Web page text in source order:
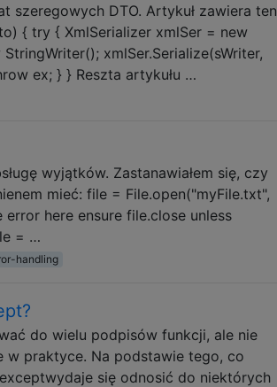
szeregowych DTO. Artykuł zawiera ten
{ try { XmlSerializer xmlSer = new
xmlSer.Serialize(sWriter,
ex; } } Reszta artykułu …
wyjątków. Zastanawiałem się, czy
mieć: file = File.open("myFile.txt",
here ensure file.close unless
= …
handling
do wielu podpisów funkcji, ale nie
w praktyce. Na podstawie tego, co
się odnosić do niektórych